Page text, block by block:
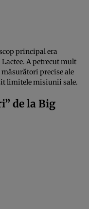
principal era
A petrecut mult
precise ale
limitele misiunii sale.
de la Big